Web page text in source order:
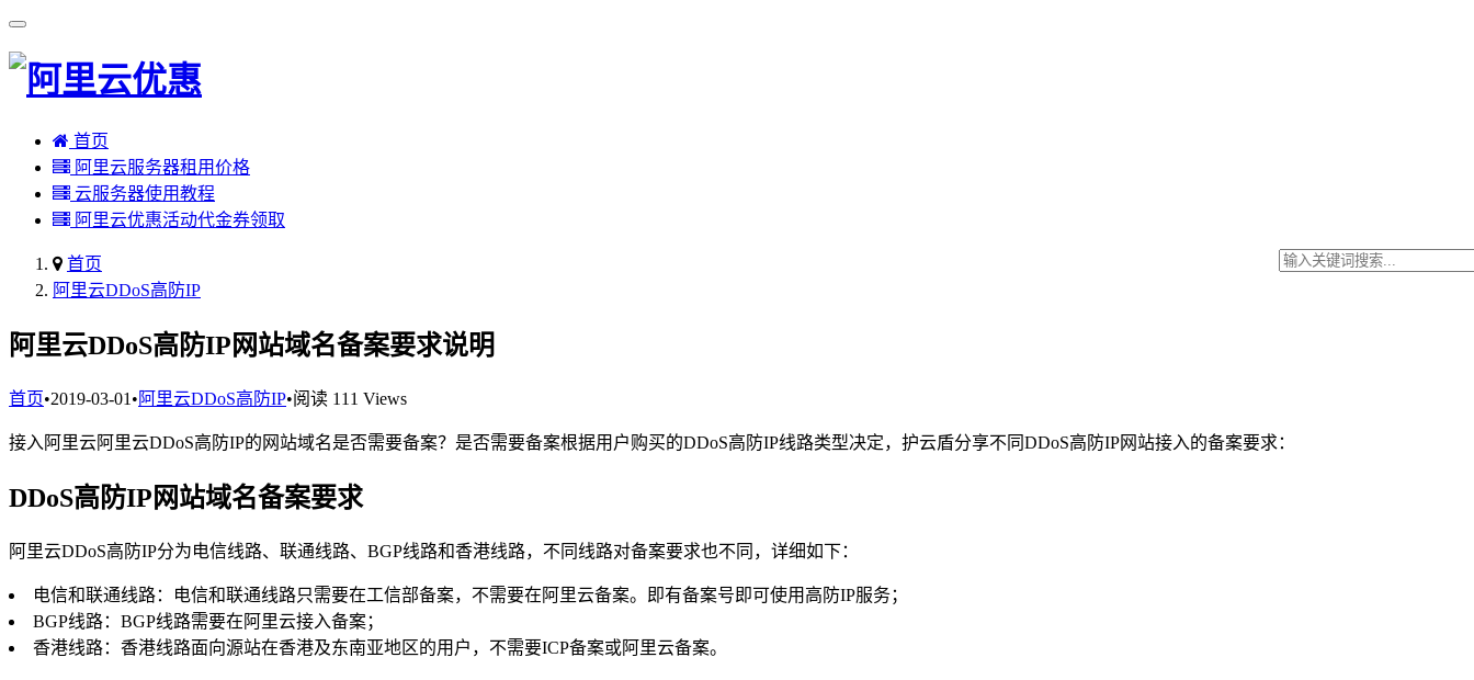
首页
阿里云服务器租用价格
云服务器使用教程
阿里云优惠活动代金券领取
首页
阿里云DDoS高防IP
阿里云DDoS高防IP网站域名备案要求说明
首页•2019-03-01 • 阿里云DDoS高防IP•阅读 111 Views
接入阿里云阿里云DDoS高防IP的网站域名是否需要备案？是否需要备案根据用户购买的DDoS高防IP线路类型决定，护云盾分享不同DDoS高防IP网站接入的备案要求：
DDoS高防IP网站域名备案要求
阿里云DDoS高防IP分为电信线路、联通线路、BGP线路和香港线路，不同线路对备案要求也不同，详细如下：
电信和联通线路：电信和联通线路只需要在工信部备案，不需要在阿里云备案。即有备案号即可使用高防IP服务；
BGP线路：BGP线路需要在阿里云接入备案；
香港线路：香港线路面向源站在香港及东南亚地区的用户，不需要ICP备案或阿里云备案。